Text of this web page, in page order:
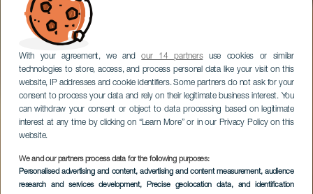
With your agreement, we andour 14 partnersuse cookies or similar
technologies to store, access, and process personal data like your visit on this
website, IP addresses and cookie identifiers. Some partners do not ask for your
consent to process your data and rely on their legitimate business interest. You
can withdraw your consent or object to data processing based on legitimate
interest at any time by clicking on “Learn More” or in our Privacy Policy on this
website.
We and our partners process data for the following purposes:
Personalised advertising and content, advertising and content measurement, audience
research and services development, Precise geolocation data, and identification